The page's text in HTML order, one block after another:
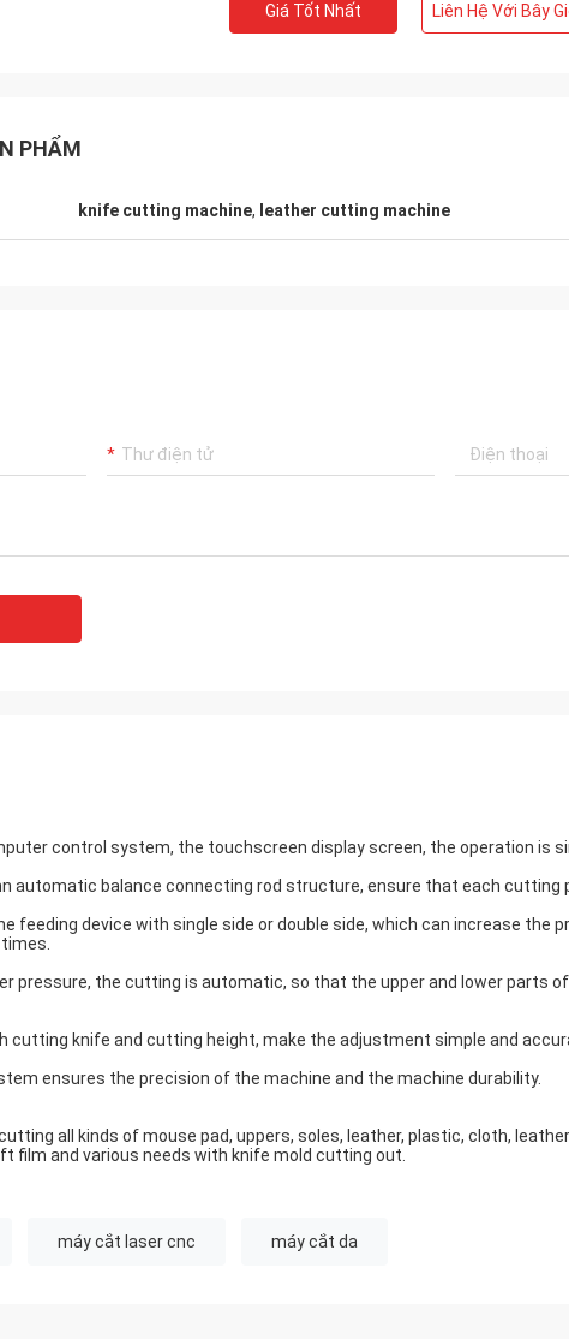
Giá Tốt Nhất Liên Hệ Với Bây
PHẨM
knife cutting machine, leather cutting machine
control system, the touchscreen display screen, the operation is
automatic balance connecting rod structure, ensure that each cutting
feeding device with single side or double side, which can increase the
pressure, the cutting is automatic, so that the upper and lower parts
cutting knife and cutting height, make the adjustment simple and
ensures the precision of the machine and the machine durability.
all kinds of mouse pad, uppers, soles, leather, plastic, cloth,
film and various needs with knife mold cutting out.
máy cắt laser cnc máy cắt da